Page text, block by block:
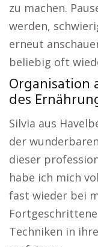
zu machen.
werden,
erneut
beliebig oft
Organisation
des
Silvia aus
der
dieser
habe ich mich
fast wieder bei
Techniken in